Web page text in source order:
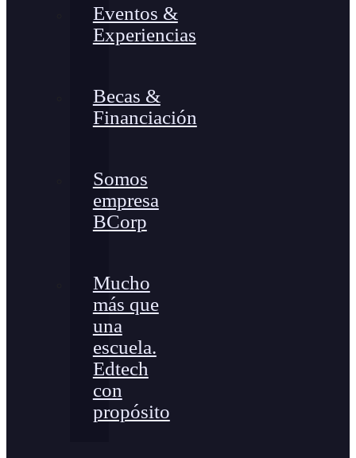
Eventos &
Experiencias
Becas &
Financiación
Somos
empresa
BCorp
Mucho
más que
una
escuela.
Edtech
con
propósito